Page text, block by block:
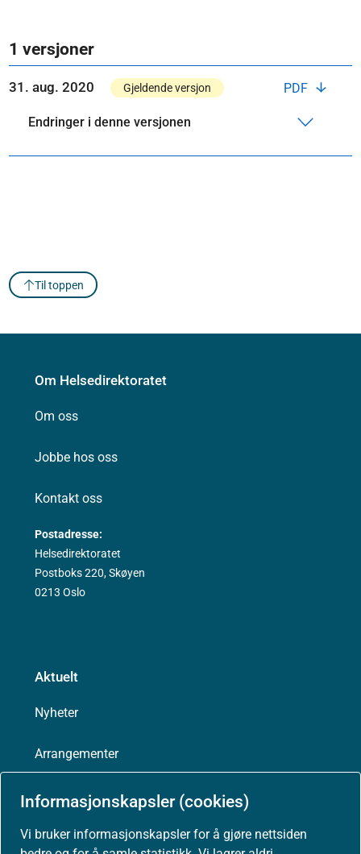
Informasjonskapsler (cookies)
Vi bruker informasjonskapsler for å gjøre nettsiden
1 versjoner
PDF
31. aug. 2020 Gjeldende versjon
Endringer i denne versjonen
Til toppen
Om Helsedirektoratet
Om oss
Jobbe hos oss
Kontakt oss
Postadresse:
Helsedirektoratet
Postboks 220, Skøyen
0213 Oslo
Aktuelt
Nyheter
Arrangementer
Høringer
Presse